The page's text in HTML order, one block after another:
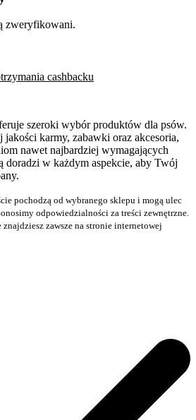
zweryfikowani.
cashbacku
szeroki wybór produktów dla psów.
jakości karmy, zabawki oraz akcesoria,
nawet najbardziej wymagających
doradzi w każdym aspekcie, aby Twój
pochodzą od wybranego sklepu i mogą ulec
odpowiedzialności za treści zewnętrzne.
zawsze na stronie internetowej